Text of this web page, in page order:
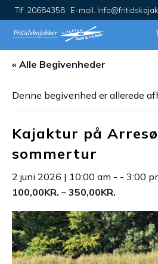
Tlf. 20684358 E-mail.
« Alle Begivenheder
Denne begivenhed er allerede
Kajaktur på
sommertur
2 juni 2026 | 10:00 am - - 3:00
100,00KR. – 350,00KR.